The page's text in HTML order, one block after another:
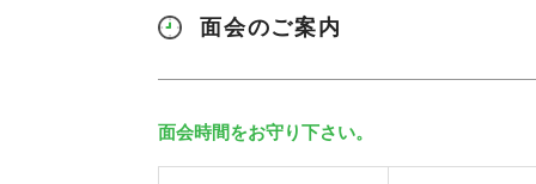
面会のご案内
面会時間をお守り下さい。